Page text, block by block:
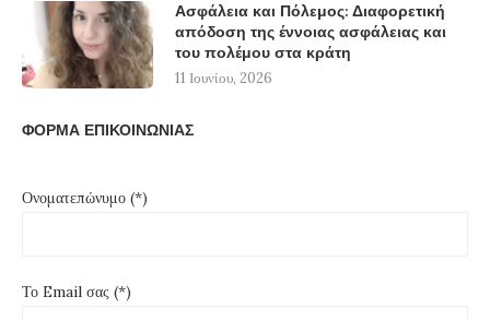
Ασφάλεια και Πόλεμος: Διαφορετική
απόδοση της έννοιας ασφάλειας και
του πολέμου στα κράτη
11 Ιουνίου, 2026
ΦΟΡΜΑ ΕΠΙΚΟΙΝΩΝΙΑΣ
Ονοματεπώνυμο (*)
Το Email σας (*)